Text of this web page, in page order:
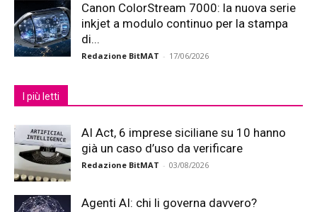
Canon ColorStream 7000: la nuova serie
inkjet a modulo continuo per la stampa
di...
Redazione BitMAT - 17/06/2026
I più letti
AI Act, 6 imprese siciliane su 10 hanno
già un caso d’uso da verificare
Redazione BitMAT - 03/08/2026
Agenti AI: chi li governa davvero?